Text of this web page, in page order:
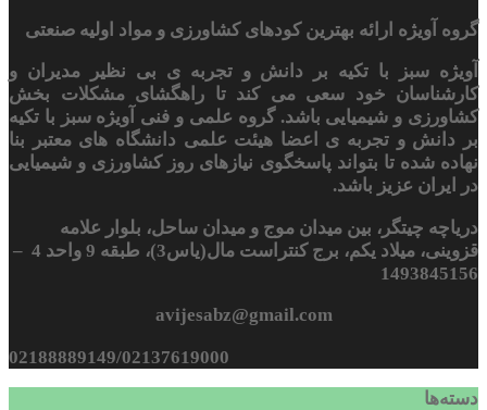
گروه آویژه ارائه بهترین کودهای کشاورزی و مواد اولیه صنعتی
آویژه سبز با تکیه بر دانش و تجربه ی بی نظیر مدیران و
کارشناسان خود سعی می کند تا راهگشای مشکلات بخش
کشاورزی و شیمیایی باشد. گروه علمی و فنی آویژه سبز با تکیه
بر دانش و تجربه ی اعضا هیئت علمی دانشگاه های معتبر بنا
نهاده شده تا بتواند پاسخگوی نیازهای روز کشاورزی و شیمیایی
در ایران عزیز باشد.
دریاچه چیتگر، بین میدان موج و میدان ساحل، بلوار علامه
قزوینی، میلاد یکم، برج کنتراست مال(یاس3)، طبقه 9 واحد 4 –
1493845156
avijesabz@gmail.com
02188889149/02137619000
دسته‌ها